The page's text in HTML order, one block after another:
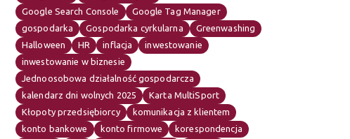
Google Search Console
Google Tag Manager
gospodarka
Gospodarka cyrkularna
Greenwashing
Halloween
HR inflacja
inwestowanie
inwestowanie w biznesie
Jednoosobowa działalność gospodarcza
kalendarz dni wolnych 2025
Karta MultiSport
Kłopoty przedsiębiorcy
komunikacja z klientem
konto bankowe
konto firmowe
korespondencja